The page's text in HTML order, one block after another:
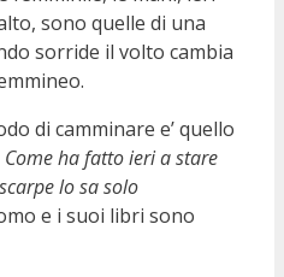
sono quelle di una
sorride il volto cambia
di camminare e’ quello
Come ha fatto ieri a stare
lo sa solo
e i suoi libri sono